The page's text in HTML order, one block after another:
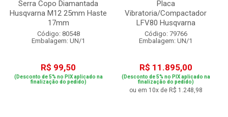
Serra Copo Diamantada
Husqvarna M12 25mm Haste
17mm
Código: 80548
Embalagem: UN/1
R$ 99,50
(Desconto de 5% no PIX aplicado na
finalização do pedido)
Placa
Vibratoria/Compactador
LFV80 Husqvarna
Código: 79766
Embalagem: UN/1
R$ 11.895,00
(Desconto de 5% no PIX aplicado na
finalização do pedido)
ou em 10x de R$ 1.248,98